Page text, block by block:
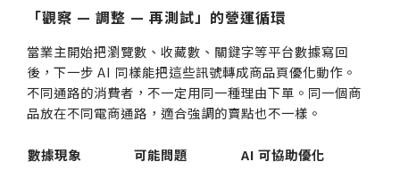
「觀察 — 調整 — 再測試」的營運循環
當業主開始把瀏覽數、收藏數、關鍵字等平台數據寫回
後，下一步 AI 同樣能把這些訊號轉成商品頁優化動作。
不同通路的消費者，不一定用同一種理由下單。同一個商
品放在不同電商通路，適合強調的賣點也不一樣。
數據現象 可能問題 AI 可協助優化